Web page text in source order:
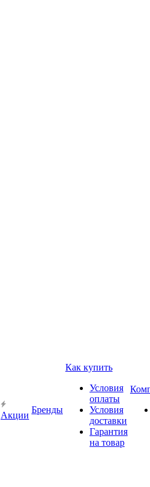
Акции
Бренды
Как купить
Условия
оплаты
Условия
доставки
Гарантия
на товар